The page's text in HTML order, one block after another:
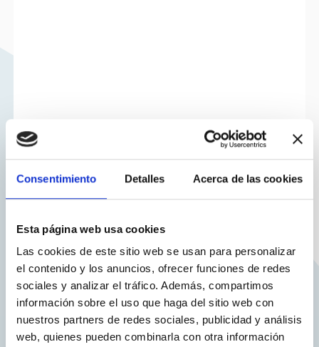
Consentimiento Detalles Acerca de las cookies
Esta página web usa cookies
Las cookies de este sitio web se usan para personalizar
el contenido y los anuncios, ofrecer funciones de redes
sociales y analizar el tráfico. Además, compartimos
información sobre el uso que haga del sitio web con
nuestros partners de redes sociales, publicidad y análisis
web, quienes pueden combinarla con otra información